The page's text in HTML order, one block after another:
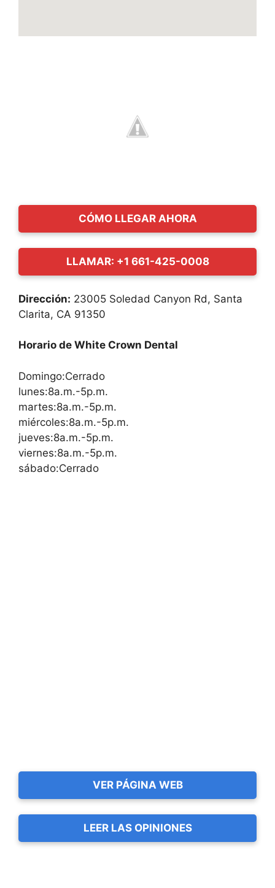
CÓMO LLEGAR AHORA
LLAMAR: +1 661-425-0008
Dirección: 23005 Soledad Canyon Rd, Santa
Clarita, CA 91350
Horario de White Crown Dental
Domingo:Cerrado
lunes:8a.m.-5p.m.
martes:8a.m.-5p.m.
miércoles:8a.m.-5p.m.
jueves:8a.m.-5p.m.
viernes:8a.m.-5p.m.
sábado:Cerrado
VER PÁGINA WEB
LEER LAS OPINIONES